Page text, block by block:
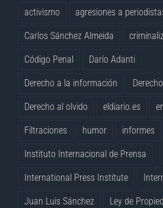
activismo agresiones a
Carlos Sánchez Almeida
Código Penal Darío Adanti
Derecho a la información
Derecho al olvido eldiario.es
Filtraciones humor informes
Instituto Internacional de Prensa
International Press Institute
Juan Luis Sánchez Ley de